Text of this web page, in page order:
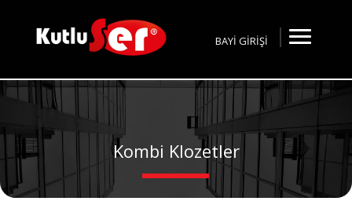
BAYİ GİRİŞİ
Kombi Klozetler